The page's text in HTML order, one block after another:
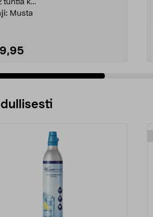
tuntia k...
Musta